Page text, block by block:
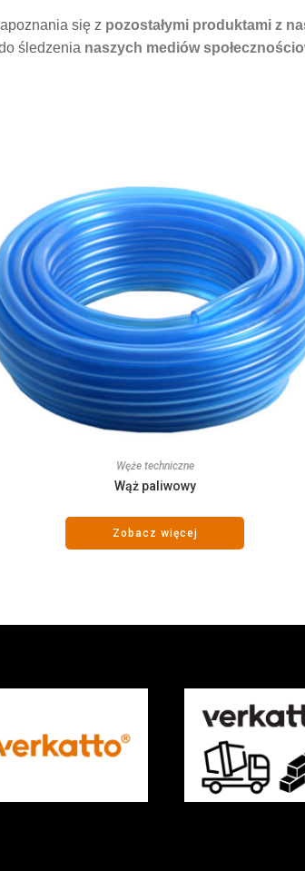
się z pozostałymi produktami z
śledzenia naszych mediów
Węże techniczne
Wąż paliwowy
Zobacz więcej